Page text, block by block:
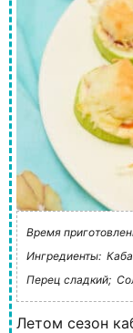
Время
Ингредиенты:
Перец сладкий;
Летом сезон